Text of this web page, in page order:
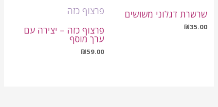
שרשרת דגלוני משושים
₪35.00 פרצוף כזה – יצירה עם
ערך מוסף
₪59.00